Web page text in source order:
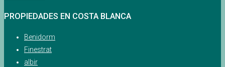
PROPIEDADES EN COSTA BLANCA
Benidorm
Finestrat
albir